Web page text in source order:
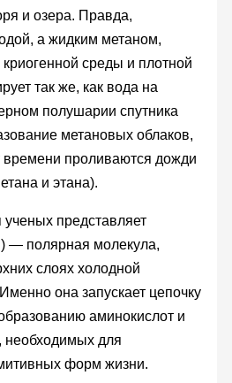
и озера. Правда,
а жидким метаном,
среды и плотной
так же, как вода на
полушарии спутника
метановых облаков,
времени проливаются дожди
и этана).
представляет
— полярная молекула,
слоях холодной
она запускает цепочку
аминокислот и
необходимых для
форм жизни.